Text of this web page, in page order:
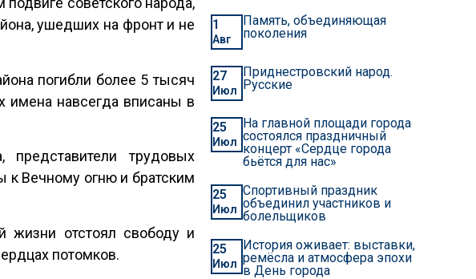
ушедших на фронт и не
погибли более 5 тысяч
имена навсегда вписаны в
представители трудовых
к Вечному огню и братским
жизни отстоял свободу и
потомков.
1
Авг
Память, объединяющая
поколения
27
Июл
Приднестровский народ.
Русские
25
Июл
На главной площади города
состоялся праздничный
концерт «Сердце города
бьётся для нас»
25
Июл
Спортивный праздник
объединил участников и
болельщиков
25
Июл
История оживает: выставки,
ремёсла и атмосфера эпохи
в День города